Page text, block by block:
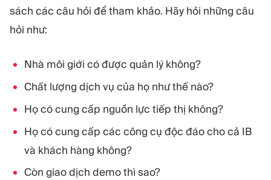
sách các câu hỏi để tham khảo. Hãy hỏi những câu
hỏi như:
Nhà môi giới có được quản lý không?
Chất lượng dịch vụ của họ như thế nào?
Họ có cung cấp nguồn lực tiếp thị không?
Họ có cung cấp các công cụ độc đáo cho cả IB
và khách hàng không?
Còn giao dịch demo thì sao?